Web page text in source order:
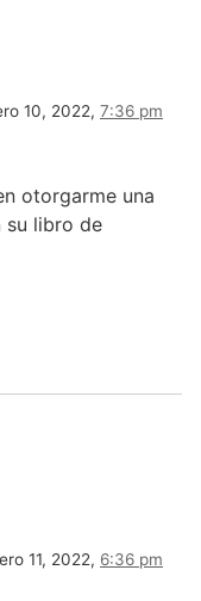
10, 2022, 7:36 pm
otorgarme una
su libro de
11, 2022, 6:36 pm